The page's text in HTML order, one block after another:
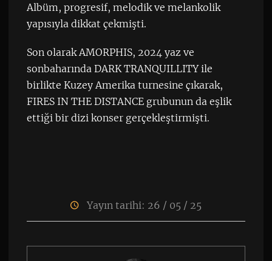
Albüm, progresif, melodik ve melankolik
yapısıyla dikkat çekmişti.
Son olarak AMORPHIS, 2024 yaz ve
sonbaharında DARK TRANQUILLITY ile
birlikte Kuzey Amerika turnesine çıkarak,
FIRES IN THE DISTANCE grubunun da eşlik
ettiği bir dizi konser gerçekleştirmişti.
Yayın tarihi: 26 / 05 / 25